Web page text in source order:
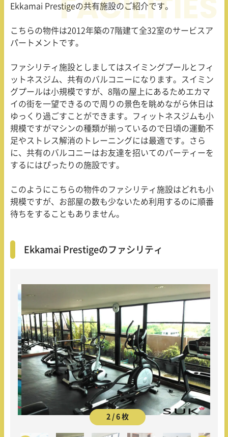
Ekkamai Prestigeの共有施設のご紹介です。
こちらの物件は2012年築の7階建て全32室のサービスア
パートメントです。
ファシリティ施設としましてはスイミングプールとフィ
ットネスジム、共有のバルコニーになります。スイミン
グプールは小規模ですが、8階の屋上にあるためエカマ
イの街を一望できるので周りの景色を眺めながら休日は
ゆっくり過ごすことができます。フィットネスジムも小
規模ですがマシンの種類が揃っているので日頃の運動不
足やストレス解消のトレーニングには最適です。さら
に、共有のバルコニーはお友達を招いてのパーティーを
するにはぴったりの施設です。
このようにこちらの物件のファシリティ施設はどれも小
規模ですが、お部屋の数も少ないため利用するのに順番
待ちをすることもありません。
Ekkamai Prestigeのファシリティ
2 / 6 枚